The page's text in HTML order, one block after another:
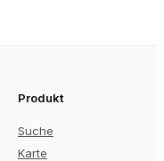
Produkt
Suche
Karte